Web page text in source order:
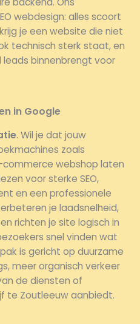
webdesign: alles scoort
je een website die niet
technisch sterk staat, en
binnenbrengt voor
in Google
. Wil je dat jouw
zoals
webshop laten
voor sterke SEO,
en een professionele
je laadsnelheid,
richten je site logisch in
snel vinden wat
is gericht op duurzame
meer organisch verkeer
de diensten of
te Zoutleeuw aanbiedt.